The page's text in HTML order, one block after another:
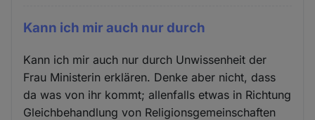
Kann ich mir auch nur durch
Kann ich mir auch nur durch Unwissenheit der
Frau Ministerin erklären. Denke aber nicht, dass
da was von ihr kommt; allenfalls etwas in Richtung
Gleichbehandlung von Religionsgemeinschaften